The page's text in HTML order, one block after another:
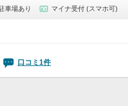
車場あり マイナ受付 (スマホ可)
口コミ1件